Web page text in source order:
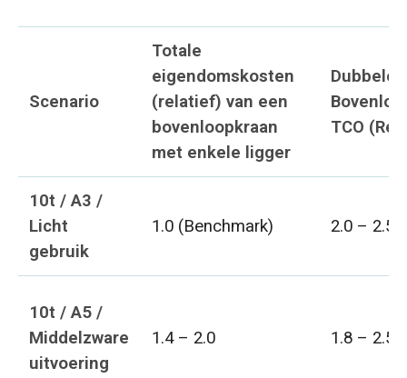
Scenario
Totale
eigendomskosten
(relatief) van een
bovenloopkraan
met enkele ligger
Dubbele
TCO
10t / A3 /
Licht
gebruik
1.0 (Benchmark) 2.0 – 2.5
10t / A5 /
Middelzware
uitvoering
1.4 – 2.0 1.8 – 2.5